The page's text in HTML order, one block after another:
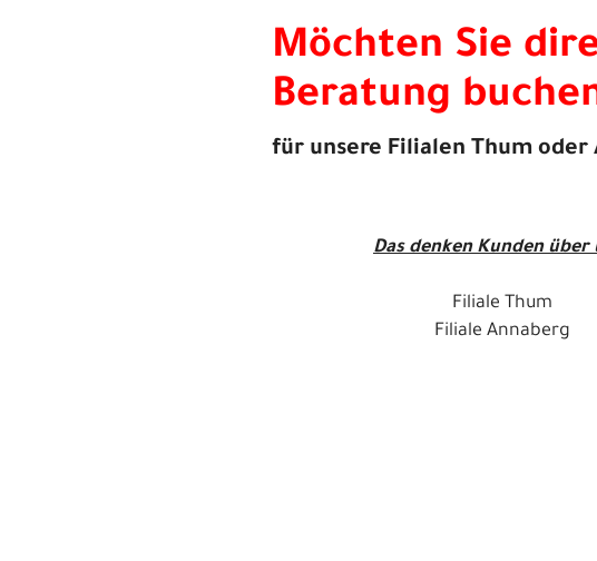
Möchten Sie
Beratung
für unsere Filialen Thum
Das denken Kunden über
Filiale Thum
Filiale Annaberg